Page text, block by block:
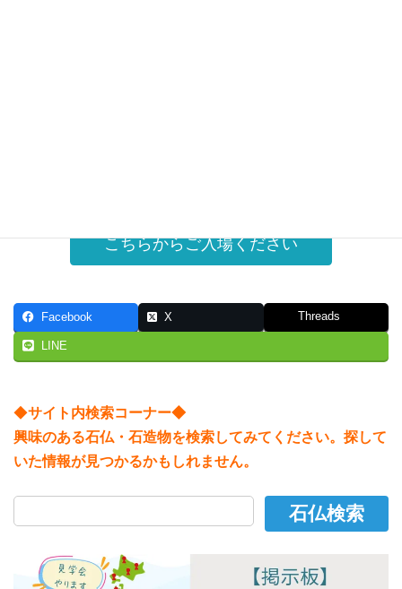
こちらからご入場ください
Facebook X Threads
LINE
◆サイト内検索コーナー◆
興味のある石仏・石造物を検索してみてください。探して
いた情報が見つかるかもしれません。
石仏検索